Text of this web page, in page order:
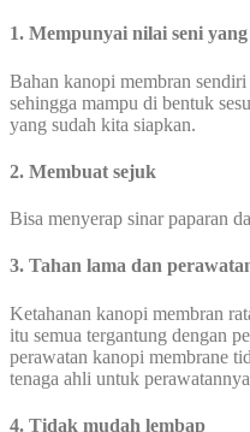
1. Mempunyai nilai seni
Bahan kanopi membran
sehingga mampu di bentuk
yang sudah kita siapkan.
2. Membuat sejuk
Bisa menyerap sinar paparan
3. Tahan lama dan
Ketahanan kanopi membran
itu semua tergantung dengan
perawatan kanopi membrane
tenaga ahli untuk
4. Tidak mudah lembap